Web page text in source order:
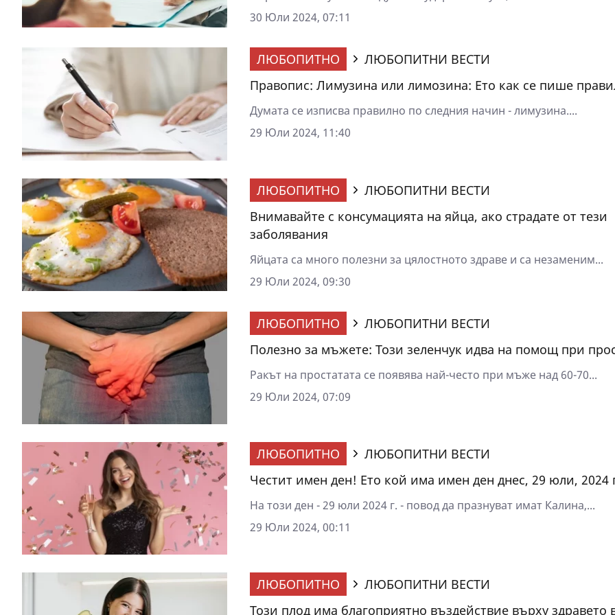
30 Юли 2024, 07:11
ЛЮБОПИТНО
ЛЮБОПИТНИ ВЕСТИ
Правопис: Лимузина или лимозина: Ето как се пише
Думата се изписва правилно по следния начин - лимузина....
29 Юли 2024, 11:40
ЛЮБОПИТНО
ЛЮБОПИТНИ ВЕСТИ
Внимавайте с консумацията на яйца, ако страдате от тези
заболявания
Яйцата са много полезни за цялостното здраве и са незаменим...
29 Юли 2024, 09:30
ЛЮБОПИТНО
ЛЮБОПИТНИ ВЕСТИ
Полезно за мъжете: Този зеленчук идва на помощ при
Ракът на простатата се появява най-често при мъже над 60-70...
29 Юли 2024, 07:09
ЛЮБОПИТНО
ЛЮБОПИТНИ ВЕСТИ
Честит имен ден! Ето кой има имен ден днес, 29 юли, 2024
На този ден - 29 юли 2024 г. - повод да празнуват имат Калина,...
29 Юли 2024, 00:11
ЛЮБОПИТНО
ЛЮБОПИТНИ ВЕСТИ
Този плод има благоприятно въздействие върху здравето